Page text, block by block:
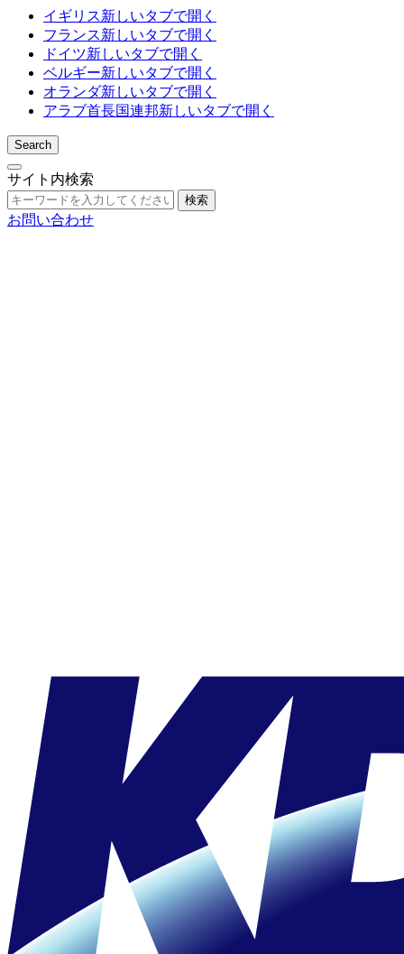
イギリス新しいタブで開く
フランス新しいタブで開く
ドイツ新しいタブで開く
ベルギー新しいタブで開く
オランダ新しいタブで開く
アラブ首長国連邦新しいタブで開く
Search
サイト内検索
検索
お問い合わせ